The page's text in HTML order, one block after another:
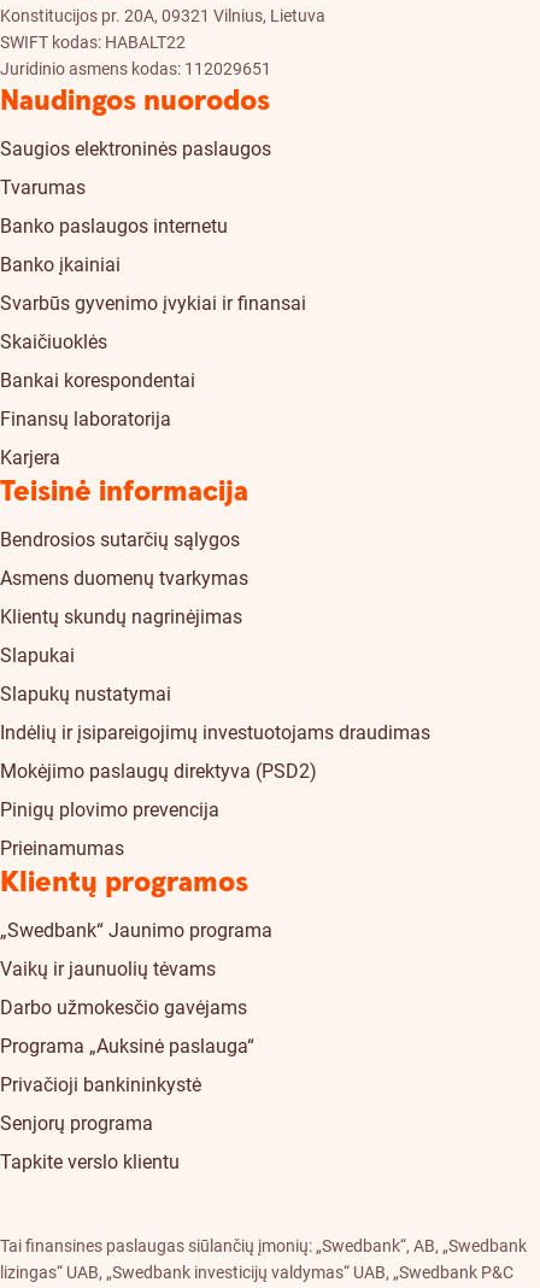
Konstitucijos pr. 20A, 09321 Vilnius, Lietuva
SWIFT kodas: HABALT22
Juridinio asmens kodas: 112029651
Naudingos nuorodos
Saugios elektroninės paslaugos
Tvarumas
Banko paslaugos internetu
Banko įkainiai
Svarbūs gyvenimo įvykiai ir finansai
Skaičiuoklės
Bankai korespondentai
Finansų laboratorija
Karjera
Teisinė informacija
Bendrosios sutarčių sąlygos
Asmens duomenų tvarkymas
Klientų skundų nagrinėjimas
Slapukai
Slapukų nustatymai
Indėlių ir įsipareigojimų investuotojams draudimas
Mokėjimo paslaugų direktyva (PSD2)
Pinigų plovimo prevencija
Prieinamumas
Klientų programos
„Swedbank“ Jaunimo programa
Vaikų ir jaunuolių tėvams
Darbo užmokesčio gavėjams
Programa „Auksinė paslauga“
Privačioji bankininkystė
Senjorų programa
Tapkite verslo klientu
Tai finansines paslaugas siūlančių įmonių: „Swedbank“, AB, „Swedbank
lizingas“ UAB, „Swedbank investicijų valdymas“ UAB, „Swedbank P&C